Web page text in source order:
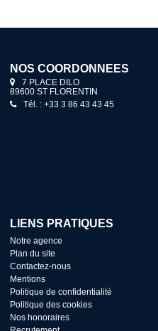
NOS COORDONNÉES
7 PLACE DILO
89600 ST FLORENTIN
Tél. : +33 3 86 43 43 45
LIENS PRATIQUES
Notre agence
Plan du site
Contactez-nous
Mentions
Politique de confidentialité
Politique des cookies
Nos honoraires